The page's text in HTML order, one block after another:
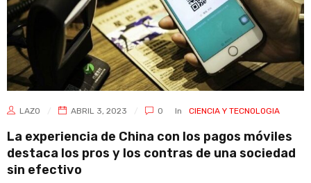
LAZO ABRIL 3, 2023 0 In CIENCIA Y TECNOLOGIA
La experiencia de China con los pagos móviles
destaca los pros y los contras de una sociedad
sin efectivo